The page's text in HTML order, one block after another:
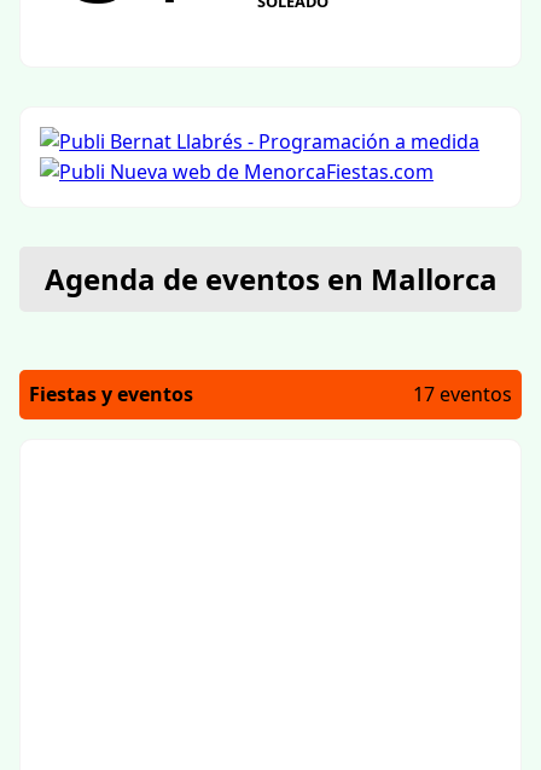
Agenda de eventos en Mallorca
Fiestas y eventos 17 eventos